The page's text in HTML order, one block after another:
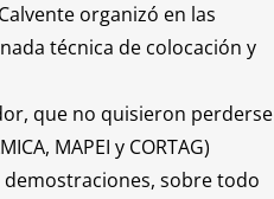
organizó en las
técnica de colocación y
que no quisieron perderse
MAPEI y CORTAG)
sobre todo